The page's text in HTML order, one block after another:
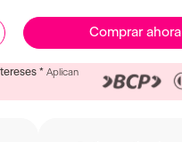
Comprar ahora
* Aplican